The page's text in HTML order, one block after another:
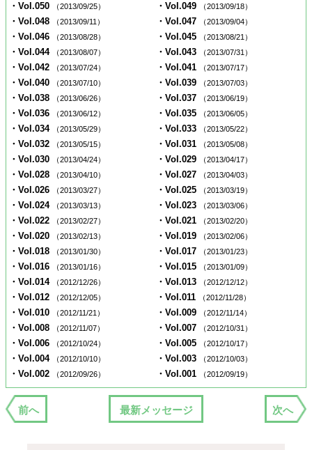
・Vol.050 （2013/09/25） ・Vol.049 （2013/09/18）
・Vol.048 （2013/09/11） ・Vol.047 （2013/09/04）
・Vol.046 （2013/08/28） ・Vol.045 （2013/08/21）
・Vol.044 （2013/08/07） ・Vol.043 （2013/07/31）
・Vol.042 （2013/07/24） ・Vol.041 （2013/07/17）
・Vol.040 （2013/07/10） ・Vol.039 （2013/07/03）
・Vol.038 （2013/06/26） ・Vol.037 （2013/06/19）
・Vol.036 （2013/06/12） ・Vol.035 （2013/06/05）
・Vol.034 （2013/05/29） ・Vol.033 （2013/05/22）
・Vol.032 （2013/05/15） ・Vol.031 （2013/05/08）
・Vol.030 （2013/04/24） ・Vol.029 （2013/04/17）
・Vol.028 （2013/04/10） ・Vol.027 （2013/04/03）
・Vol.026 （2013/03/27） ・Vol.025 （2013/03/19）
・Vol.024 （2013/03/13） ・Vol.023 （2013/03/06）
・Vol.022 （2013/02/27） ・Vol.021 （2013/02/20）
・Vol.020 （2013/02/13） ・Vol.019 （2013/02/06）
・Vol.018 （2013/01/30） ・Vol.017 （2013/01/23）
・Vol.016 （2013/01/16） ・Vol.015 （2013/01/09）
・Vol.014 （2012/12/26） ・Vol.013 （2012/12/12）
・Vol.012 （2012/12/05） ・Vol.011 （2012/11/28）
・Vol.010 （2012/11/21） ・Vol.009 （2012/11/14）
・Vol.008 （2012/11/07） ・Vol.007 （2012/10/31）
・Vol.006 （2012/10/24） ・Vol.005 （2012/10/17）
・Vol.004 （2012/10/10） ・Vol.003 （2012/10/03）
・Vol.002 （2012/09/26） ・Vol.001 （2012/09/19）
前へ 最新メッセージ 次へ